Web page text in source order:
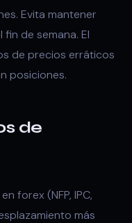
Evita mantener
de semana. El
de precios erráticos
posiciones.
de
forex (NFP, IPC,
más